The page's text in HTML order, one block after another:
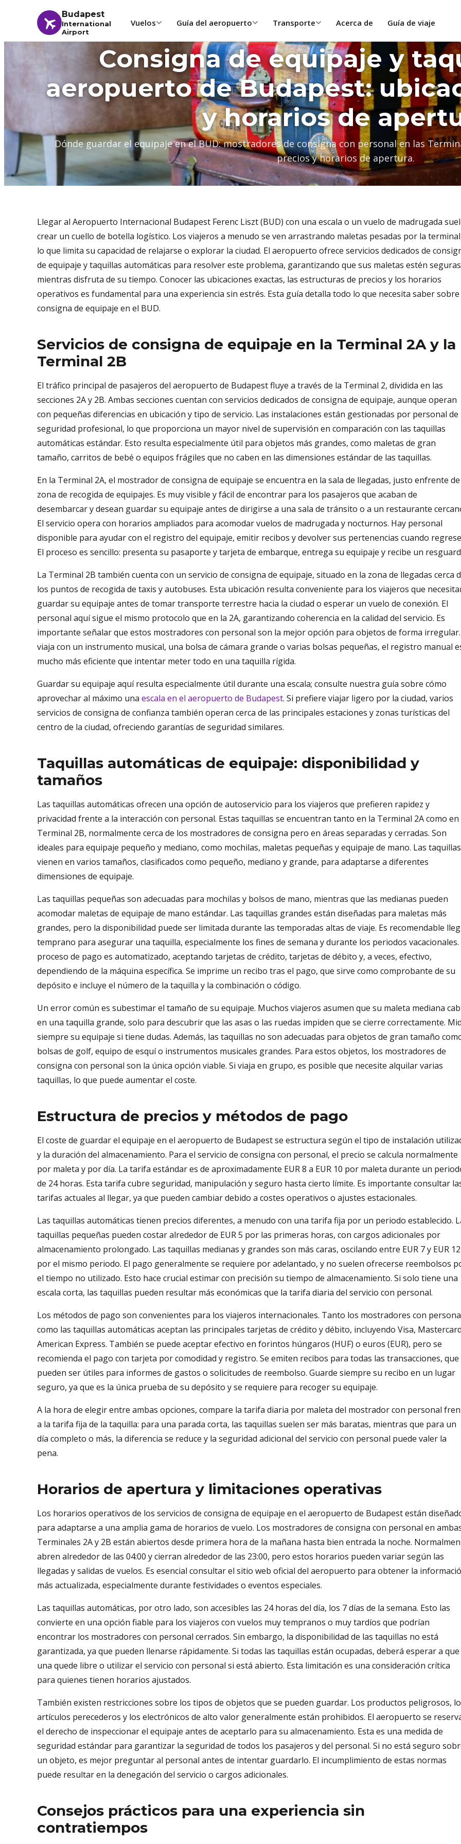
Budapest
International
Airport
Vuelos Guía del aeropuerto Transporte Acerca de Guía de viaje
Consigna de equipaje y
aeropuerto de Budapest:
y horarios de
Dónde guardar el equipaje en el BUD: mostradores de consigna con personal en las
precios y horarios de apertura.
Llegar al Aeropuerto Internacional Budapest Ferenc Liszt (BUD) con una escala o un vuelo de madrugada
crear un cuello de botella logístico. Los viajeros a menudo se ven arrastrando maletas pesadas por la
lo que limita su capacidad de relajarse o explorar la ciudad. El aeropuerto ofrece servicios dedicados de
de equipaje y taquillas automáticas para resolver este problema, garantizando que sus maletas estén seguras
mientras disfruta de su tiempo. Conocer las ubicaciones exactas, las estructuras de precios y los horarios
operativos es fundamental para una experiencia sin estrés. Esta guía detalla todo lo que necesita saber
consigna de equipaje en el BUD.
Servicios de consigna de equipaje en la Terminal 2A y la
Terminal 2B
El tráfico principal de pasajeros del aeropuerto de Budapest fluye a través de la Terminal 2, dividida en las
secciones 2A y 2B. Ambas secciones cuentan con servicios dedicados de consigna de equipaje, aunque operan
con pequeñas diferencias en ubicación y tipo de servicio. Las instalaciones están gestionadas por personal de
seguridad profesional, lo que proporciona un mayor nivel de supervisión en comparación con las taquillas
automáticas estándar. Esto resulta especialmente útil para objetos más grandes, como maletas de gran
tamaño, carritos de bebé o equipos frágiles que no caben en las dimensiones estándar de las taquillas.
En la Terminal 2A, el mostrador de consigna de equipaje se encuentra en la sala de llegadas, justo enfrente
zona de recogida de equipajes. Es muy visible y fácil de encontrar para los pasajeros que acaban de
desembarcar y desean guardar su equipaje antes de dirigirse a una sala de tránsito o a un restaurante
El servicio opera con horarios ampliados para acomodar vuelos de madrugada y nocturnos. Hay personal
disponible para ayudar con el registro del equipaje, emitir recibos y devolver sus pertenencias cuando
El proceso es sencillo: presenta su pasaporte y tarjeta de embarque, entrega su equipaje y recibe un
La Terminal 2B también cuenta con un servicio de consigna de equipaje, situado en la zona de llegadas cerca
los puntos de recogida de taxis y autobuses. Esta ubicación resulta conveniente para los viajeros que
guardar su equipaje antes de tomar transporte terrestre hacia la ciudad o esperar un vuelo de conexión. El
personal aquí sigue el mismo protocolo que en la 2A, garantizando coherencia en la calidad del servicio. Es
importante señalar que estos mostradores con personal son la mejor opción para objetos de forma irregular.
viaja con un instrumento musical, una bolsa de cámara grande o varias bolsas pequeñas, el registro manual
mucho más eficiente que intentar meter todo en una taquilla rígida.
Guardar su equipaje aquí resulta especialmente útil durante una escala; consulte nuestra guía sobre cómo
aprovechar al máximo una escala en el aeropuerto de Budapest. Si prefiere viajar ligero por la ciudad, varios
servicios de consigna de confianza también operan cerca de las principales estaciones y zonas turísticas del
centro de la ciudad, ofreciendo garantías de seguridad similares.
Taquillas automáticas de equipaje: disponibilidad y
tamaños
Las taquillas automáticas ofrecen una opción de autoservicio para los viajeros que prefieren rapidez y
privacidad frente a la interacción con personal. Estas taquillas se encuentran tanto en la Terminal 2A como en
Terminal 2B, normalmente cerca de los mostradores de consigna pero en áreas separadas y cerradas. Son
ideales para equipaje pequeño y mediano, como mochilas, maletas pequeñas y equipaje de mano. Las taquillas
vienen en varios tamaños, clasificados como pequeño, mediano y grande, para adaptarse a diferentes
dimensiones de equipaje.
Las taquillas pequeñas son adecuadas para mochilas y bolsos de mano, mientras que las medianas pueden
acomodar maletas de equipaje de mano estándar. Las taquillas grandes están diseñadas para maletas más
grandes, pero la disponibilidad puede ser limitada durante las temporadas altas de viaje. Es recomendable
temprano para asegurar una taquilla, especialmente los fines de semana y durante los periodos vacacionales.
proceso de pago es automatizado, aceptando tarjetas de crédito, tarjetas de débito y, a veces, efectivo,
dependiendo de la máquina específica. Se imprime un recibo tras el pago, que sirve como comprobante de su
depósito e incluye el número de la taquilla y la combinación o código.
Un error común es subestimar el tamaño de su equipaje. Muchos viajeros asumen que su maleta mediana
en una taquilla grande, solo para descubrir que las asas o las ruedas impiden que se cierre correctamente.
siempre su equipaje si tiene dudas. Además, las taquillas no son adecuadas para objetos de gran tamaño
bolsas de golf, equipo de esquí o instrumentos musicales grandes. Para estos objetos, los mostradores de
consigna con personal son la única opción viable. Si viaja en grupo, es posible que necesite alquilar varias
taquillas, lo que puede aumentar el coste.
Estructura de precios y métodos de pago
El coste de guardar el equipaje en el aeropuerto de Budapest se estructura según el tipo de instalación
y la duración del almacenamiento. Para el servicio de consigna con personal, el precio se calcula normalmente
por maleta y por día. La tarifa estándar es de aproximadamente EUR 8 a EUR 10 por maleta durante un
de 24 horas. Esta tarifa cubre seguridad, manipulación y seguro hasta cierto límite. Es importante consultar
tarifas actuales al llegar, ya que pueden cambiar debido a costes operativos o ajustes estacionales.
Las taquillas automáticas tienen precios diferentes, a menudo con una tarifa fija por un periodo establecido.
taquillas pequeñas pueden costar alrededor de EUR 5 por las primeras horas, con cargos adicionales por
almacenamiento prolongado. Las taquillas medianas y grandes son más caras, oscilando entre EUR 7 y EUR 12
por el mismo periodo. El pago generalmente se requiere por adelantado, y no suelen ofrecerse reembolsos
el tiempo no utilizado. Esto hace crucial estimar con precisión su tiempo de almacenamiento. Si solo tiene una
escala corta, las taquillas pueden resultar más económicas que la tarifa diaria del servicio con personal.
Los métodos de pago son convenientes para los viajeros internacionales. Tanto los mostradores con
como las taquillas automáticas aceptan las principales tarjetas de crédito y débito, incluyendo Visa,
American Express. También se puede aceptar efectivo en forintos húngaros (HUF) o euros (EUR), pero se
recomienda el pago con tarjeta por comodidad y registro. Se emiten recibos para todas las transacciones, que
pueden ser útiles para informes de gastos o solicitudes de reembolso. Guarde siempre su recibo en un lugar
seguro, ya que es la única prueba de su depósito y se requiere para recoger su equipaje.
A la hora de elegir entre ambas opciones, compare la tarifa diaria por maleta del mostrador con personal
a la tarifa fija de la taquilla: para una parada corta, las taquillas suelen ser más baratas, mientras que para un
día completo o más, la diferencia se reduce y la seguridad adicional del servicio con personal puede valer la
pena.
Horarios de apertura y limitaciones operativas
Los horarios operativos de los servicios de consigna de equipaje en el aeropuerto de Budapest están
para adaptarse a una amplia gama de horarios de vuelo. Los mostradores de consigna con personal en
Terminales 2A y 2B están abiertos desde primera hora de la mañana hasta bien entrada la noche.
abren alrededor de las 04:00 y cierran alrededor de las 23:00, pero estos horarios pueden variar según las
llegadas y salidas de vuelos. Es esencial consultar el sitio web oficial del aeropuerto para obtener la
más actualizada, especialmente durante festividades o eventos especiales.
Las taquillas automáticas, por otro lado, son accesibles las 24 horas del día, los 7 días de la semana. Esto las
convierte en una opción fiable para los viajeros con vuelos muy tempranos o muy tardíos que podrían
encontrar los mostradores con personal cerrados. Sin embargo, la disponibilidad de las taquillas no está
garantizada, ya que pueden llenarse rápidamente. Si todas las taquillas están ocupadas, deberá esperar a que
una quede libre o utilizar el servicio con personal si está abierto. Esta limitación es una consideración crítica
para quienes tienen horarios ajustados.
También existen restricciones sobre los tipos de objetos que se pueden guardar. Los productos peligrosos,
artículos perecederos y los electrónicos de alto valor generalmente están prohibidos. El aeropuerto se
el derecho de inspeccionar el equipaje antes de aceptarlo para su almacenamiento. Esta es una medida de
seguridad estándar para garantizar la seguridad de todos los pasajeros y del personal. Si no está seguro
un objeto, es mejor preguntar al personal antes de intentar guardarlo. El incumplimiento de estas normas
puede resultar en la denegación del servicio o cargos adicionales.
Consejos prácticos para una experiencia sin
contratiempos